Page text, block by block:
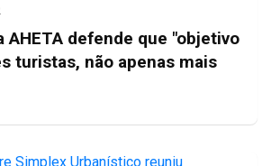
AHETA defende que "objetivo
turistas, não apenas mais